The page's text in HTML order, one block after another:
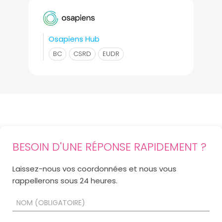
Osapiens Hub
BC CSRD EUDR
BESOIN D'UNE RÉPONSE RAPIDEMENT ?
Laissez-nous vos coordonnées et nous vous
rappellerons sous 24 heures.